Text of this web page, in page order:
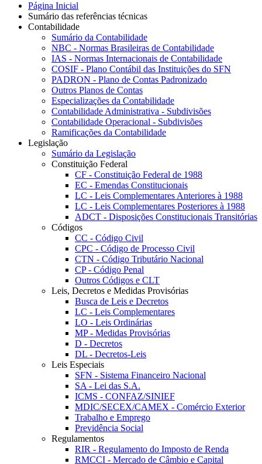
Página Inicial
Sumário das referências técnicas
Contabilidade
Sumário da Contabilidade
NBC - Normas Brasileiras de Contabilidade
IAS - Normas Internacionais de Contabilidade
COSIF - Plano Contábil das Instituições do SFN
PADRON - Plano de Contas Padronizado
Outros Planos de Contas
Especializações da Contabilidade
Contabilidade Administrativa - Subdivisões
Contabilidade Operacional - Subdivisões
Ramificações da Contabilidade
Legislação
Sumário da Legislação
Constituição Federal
CF - Constituição Federal de 1988
EC - Emendas Constitucionais
LC - Leis Complementares Anteriores à 1988
LC - Leis Complementares Posteriores à 1988
ADCT - Disposições Constitucionais Transitórias
Códigos
CC - Código Civil
CPC - Código de Processo Civil
CTN - Código Tributário Nacional
CP - Código Penal
Outros Códigos e CLT
Leis, Decretos e Medidas Provisórias
Busca de Leis e Decretos
LC - Leis Complementares
LO - Leis Ordinárias
MP - Medidas Provisórias
D - Decretos
DL - Decretos-Leis
Leis Especiais
SFN - Sistema Financeiro Nacional
SA - Lei das S.A.
ICMS - CONFAZ/SINIEF
MDIC/SECEX/CAMEX - Comércio Exterior
Trabalho e Emprego
Previdência Social
Regulamentos
RIR - Regulamento do Imposto de Renda
RMCCI - Mercado de Câmbio e Capital